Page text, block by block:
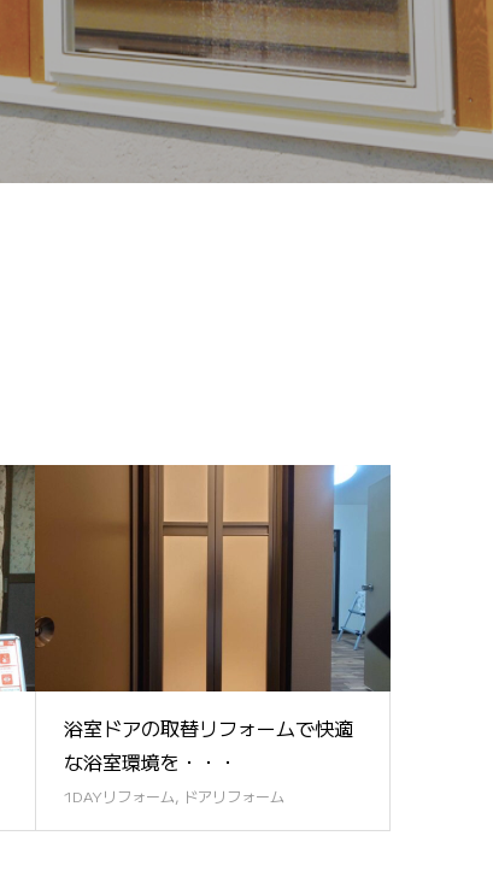
浴室ドアの取替リフォームで快適
な浴室環境を・・・
1DAYリフォーム, ドアリフォーム